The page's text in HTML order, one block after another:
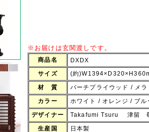
※ お届けは玄関渡しです。
商品名 DXDX
サイズ (約
材 質 バーチプライウッド / メ
カラー ホワイト / オレンジ / ブ
デザイナー Takafumi Tsuru 津留
生産国 日本製